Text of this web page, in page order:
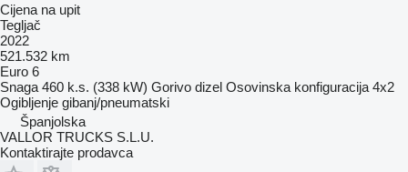
Cijena na upit
Tegljač
2022
521.532 km
Euro 6
Snaga 460 k.s. (338 kW) Gorivo dizel Osovinska konfiguracija 4x2
Ogibljenje gibanj/pneumatski
Španjolska
VALLOR TRUCKS S.L.U.
Kontaktirajte prodavca